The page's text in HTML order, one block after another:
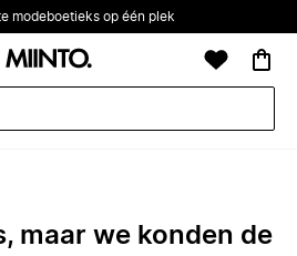
modeboetieks op één plek
maar we konden de